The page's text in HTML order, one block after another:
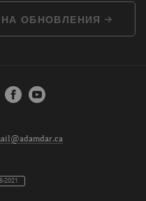
НА ОБНОВЛЕНИЯ
2021